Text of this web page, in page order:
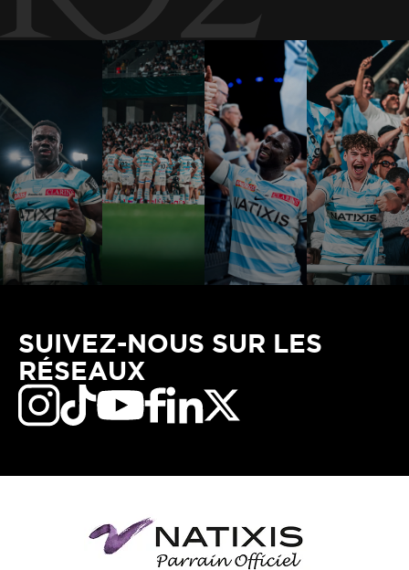
SUIVEZ-NOUS SUR LES
RÉSEAUX